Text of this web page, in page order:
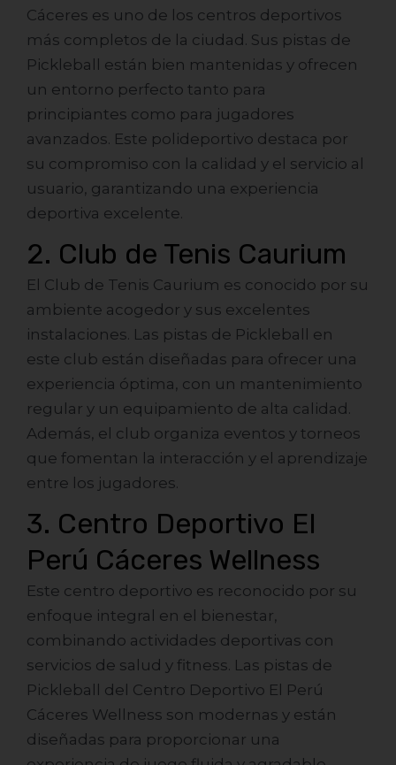
Cáceres es uno de los centros deportivos
más completos de la ciudad. Sus pistas de
Pickleball están bien mantenidas y ofrecen
un entorno perfecto tanto para
principiantes como para jugadores
avanzados. Este polideportivo destaca por
su compromiso con la calidad y el servicio al
usuario, garantizando una experiencia
deportiva excelente.
2. Club de Tenis Caurium
El Club de Tenis Caurium es conocido por su
ambiente acogedor y sus excelentes
instalaciones. Las pistas de Pickleball en
este club están diseñadas para ofrecer una
experiencia óptima, con un mantenimiento
regular y un equipamiento de alta calidad.
Además, el club organiza eventos y torneos
que fomentan la interacción y el aprendizaje
entre los jugadores.
3. Centro Deportivo El
Perú Cáceres Wellness
Este centro deportivo es reconocido por su
enfoque integral en el bienestar,
combinando actividades deportivas con
servicios de salud y fitness. Las pistas de
Pickleball del Centro Deportivo El Perú
Cáceres Wellness son modernas y están
diseñadas para proporcionar una